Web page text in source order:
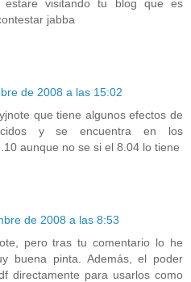
visitando tu blog que es
jabba
de 2008 a las 15:02
que tiene algunos efectos de
y se encuentra en los
aunque no se si el 8.04 lo tiene
de 2008 a las 8:53
pero tras tu comentario lo he
buena pinta. Además, el poder
directamente para usarlos como